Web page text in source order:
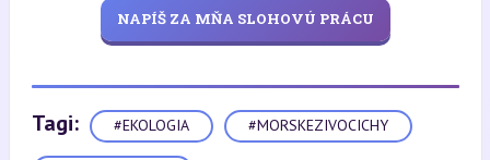
NAPÍŠ ZA MŇA SLOHOVÚ PRÁCU
Tagi: #EKOLOGIA #MORSKEZIVOCICHY